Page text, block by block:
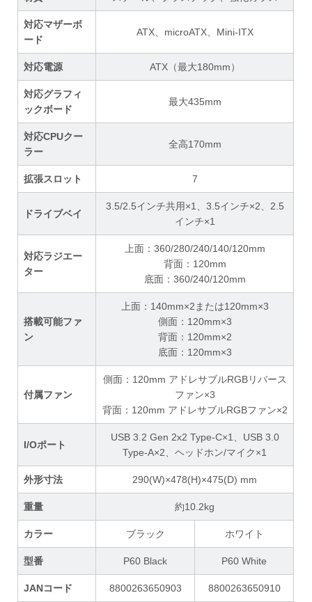
対応マザーボ
ード
ATX、microATX、Mini-ITX
対応電源 ATX（最大180mm）
対応グラフィ
ックボード
最大435mm
対応CPUクー
ラー
全高170mm
拡張スロット 7
ドライブベイ
3.5/2.5インチ共用×1、3.5インチ×2、2.5
インチ×1
対応ラジエー
ター
上面：360/280/240/140/120mm
背面：120mm
底面：360/240/120mm
搭載可能ファ
ン
上面：140mm×2または120mm×3
側面：120mm×3
背面：120mm×2
底面：120mm×3
付属ファン
側面：120mm アドレサブルRGBリバース
ファン×3
背面：120mm アドレサブルRGBファン×2
I/Oポート
USB 3.2 Gen 2x2 Type-C×1、USB 3.0
Type-A×2、ヘッドホン/マイク×1
外形寸法 290(W)×478(H)×475(D) mm
重量 約10.2kg
カラー ブラック ホワイト
型番 P60 Black P60 White
JANコード 8800263650903 8800263650910